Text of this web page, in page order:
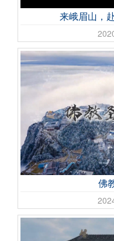
来峨眉山，
佛